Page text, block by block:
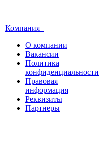
Компания
О компании
Вакансии
Политика
конфиденциальности
Правовая
информация
Реквизиты
Партнеры